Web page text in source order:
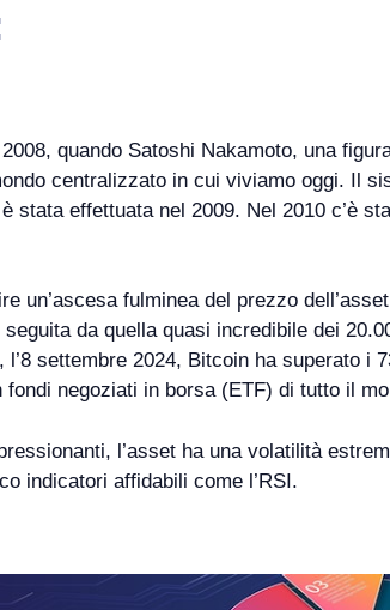
quando Satoshi Nakamoto, una
centralizzato in cui viviamo oggi. Il
stata effettuata nel 2009. Nel 2010 c’è
un’ascesa fulminea del prezzo
da quella quasi incredibile dei
settembre 2024, Bitcoin ha superato i
negoziati in borsa (ETF) di tutto il
l’asset ha una volatilità
indicatori affidabili come l’RSI.